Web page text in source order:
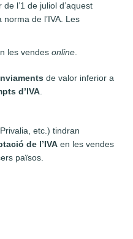
l’1 de juliol d’aquest
de l’IVA. Les
les vendes online
de valor inferior a
d’IVA
etc.) tindran
de l’IVA en les vendes
països.